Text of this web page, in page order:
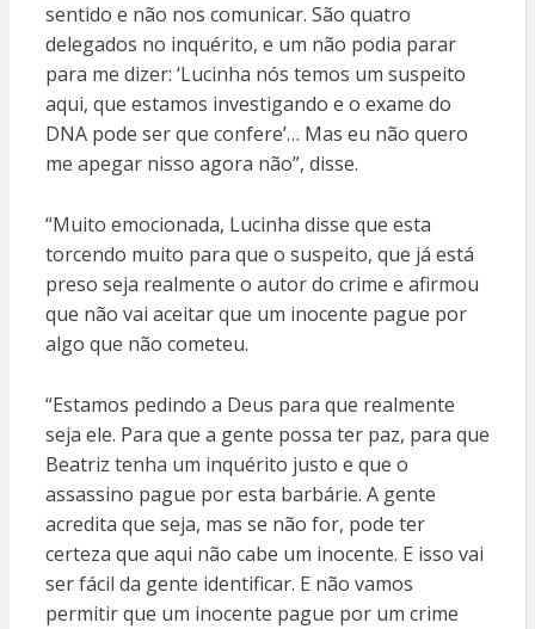
sentido e não nos comunicar. São quatro
delegados no inquérito, e um não podia parar
para me dizer: ‘Lucinha nós temos um suspeito
aqui, que estamos investigando e o exame do
DNA pode ser que confere’… Mas eu não quero
me apegar nisso agora não”, disse.
“Muito emocionada, Lucinha disse que esta
torcendo muito para que o suspeito, que já está
preso seja realmente o autor do crime e afirmou
que não vai aceitar que um inocente pague por
algo que não cometeu.
“Estamos pedindo a Deus para que realmente
seja ele. Para que a gente possa ter paz, para que
Beatriz tenha um inquérito justo e que o
assassino pague por esta barbárie. A gente
acredita que seja, mas se não for, pode ter
certeza que aqui não cabe um inocente. E isso vai
ser fácil da gente identificar. E não vamos
permitir que um inocente pague por um crime